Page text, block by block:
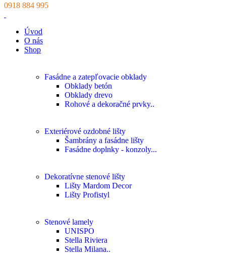
0918 884 995
Úvod
O nás
Shop
Fasádne a zatepľovacie obklady
Obklady betón
Obklady drevo
Rohové a dekoračné prvky..
Exteriérové ozdobné lišty
Šambrány a fasádne lišty
Fasádne doplnky - konzoly...
Dekoratívne stenové lišty
Lišty Mardom Decor
Lišty Profistyl
Stenové lamely
UNISPO
Stella Riviera
Stella Milana..